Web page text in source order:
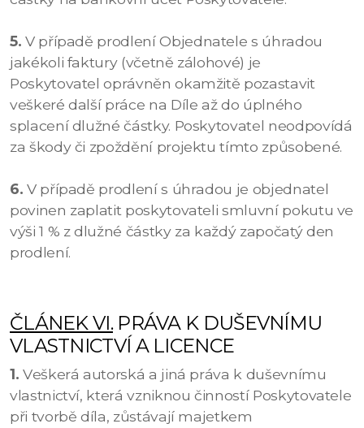
5. V případě prodlení Objednatele s úhradou
jakékoli faktury (včetně zálohové) je
Poskytovatel oprávněn okamžitě pozastavit
veškeré další práce na Díle až do úplného
splacení dlužné částky. Poskytovatel neodpovídá
za škody či zpoždění projektu tímto způsobené.
6. V případě prodlení s úhradou je objednatel
povinen zaplatit poskytovateli smluvní pokutu ve
výši 1 % z dlužné částky za každý započatý den
prodlení.
ČLÁNEK VI.PRÁVA K DUŠEVNÍMU
VLASTNICTVÍ A LICENCE
1. Veškerá autorská a jiná práva k duševnímu
vlastnictví, která vzniknou činností Poskytovatele
při tvorbě díla, zůstávají majetkem